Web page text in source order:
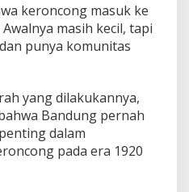
keroncong masuk ke
masih kecil, tapi
punya komunitas
yang dilakukannya,
Bandung pernah
dalam
pada era 1920